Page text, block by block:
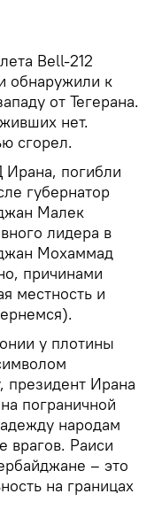
Bell-212
обнаружили к
от Тегерана.
нет.
сгорел.
погибли
губернатор
Малек
лидера в
Мохаммад
причинами
местность и
у плотины
президент Ирана
пограничной
народам
врагов. Раиси
– это
на границах